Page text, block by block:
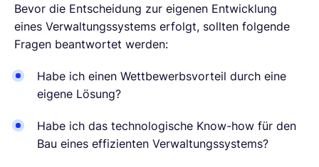
Bevor die Entscheidung zur eigenen Entwicklung
eines Verwaltungssystems erfolgt, sollten folgende
Fragen beantwortet werden:
Habe ich einen Wettbewerbsvorteil durch eine
eigene Lösung?
Habe ich das technologische Know-how für den
Bau eines effizienten Verwaltungssystems?